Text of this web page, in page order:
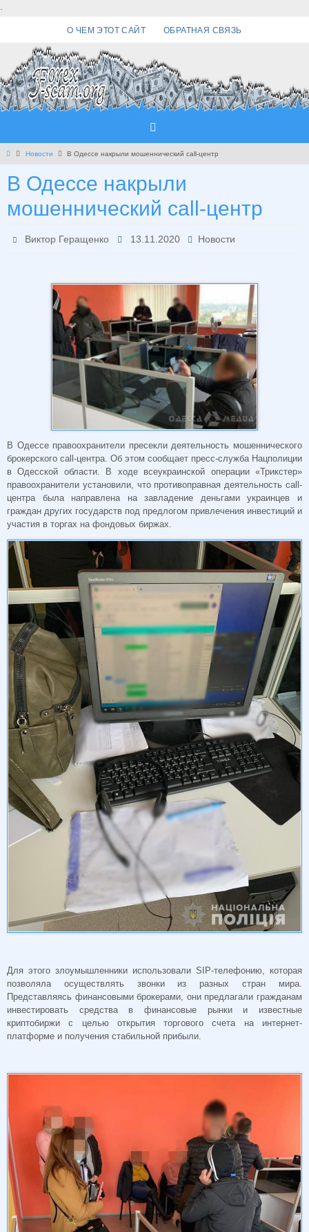
.
О ЧЕМ ЭТОТ САЙТ ОБРАТНАЯ СВЯЗЬ
Главная
Новости В Одессе накрыли мошеннический call-центр
В Одессе накрыли
мошеннический call-центр
Виктор Геращенко 13.11.2020 Новости
В Одессе правоохранители пресекли деятельность мошеннического
брокерского call-центра. Об этом сообщает пресс-служба Нацполиции
в Одесской области. В ходе всеукраинской операции «Трикстер»
правоохранители установили, что противоправная деятельность call-
центра была направлена ​​на завладение деньгами украинцев и
граждан других государств под предлогом привлечения инвестиций и
участия в торгах на фондовых биржах.
Для этого злоумышленники использовали SIP-телефонию, которая
позволяла осуществлять звонки из разных стран мира.
Представляясь финансовыми брокерами, они предлагали гражданам
инвестировать средства в финансовые рынки и известные
криптобиржи с целью открытия торгового счета на интернет-
платформе и получения стабильной прибыли.